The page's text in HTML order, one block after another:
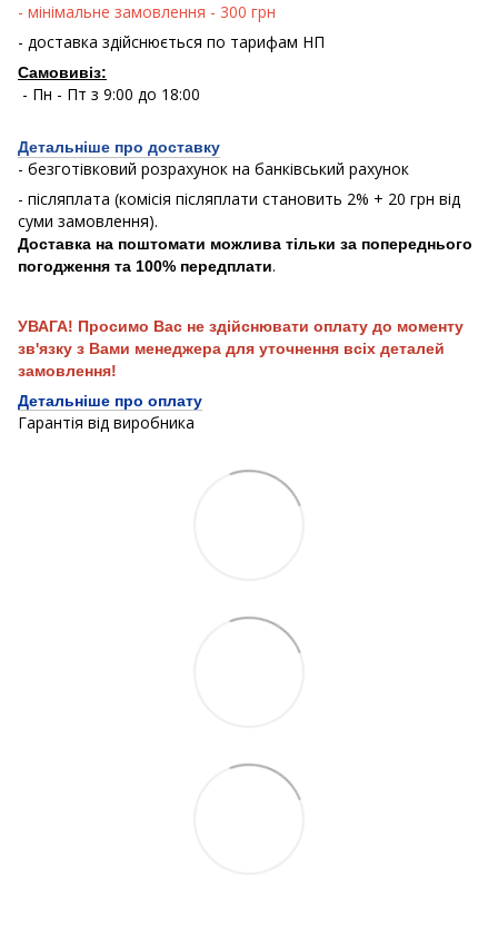
- мінімальне замовлення - 300 грн
- доставка здійснюється по тарифам НП
Самовивіз:
- Пн - Пт з 9:00 до 18:00
Детальніше про доставку
- безготівковий розрахунок на банківський рахунок
- післяплата (комісія післяплати становить 2% + 20 грн від
суми замовлення).
Доставка на поштомати можлива тільки за попереднього
погодження та 100% передплати.
УВАГА! Просимо Вас не здійснювати оплату до моменту
зв'язку з Вами менеджера для уточнення всіх деталей
замовлення!
Детальніше про оплату
Гарантія від виробника